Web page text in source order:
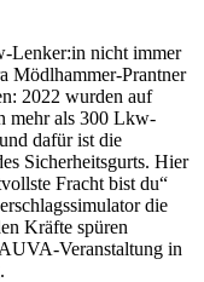
Lenker:in nicht immer
Mödlhammer-Prantner
2022 wurden auf
mehr als 300 Lkw-
dafür ist die
Sicherheitsgurts. Hier
Fracht bist du“
die
Kräfte spüren
Veranstaltung in